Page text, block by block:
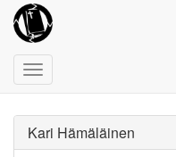
Toggle
navigation
Kari Hämäläinen